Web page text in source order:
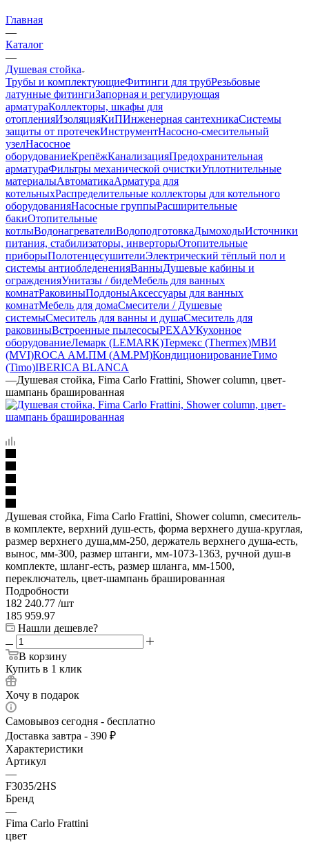
Главная
—
Каталог
—
Душевая стойка
Трубы и комплектующиеФитинги для трубРезьбовые
латунные фитингиЗапорная и регулирующая
арматураКоллекторы, шкафы для
отопленияИзоляцияКиПИнженерная сантехникаСистемы
защиты от протечекИнструментНасосно-смесительный
узелНасосное
оборудованиеКрепёжКанализацияПредохранительная
арматураФильтры механической очисткиУплотнительные
материалыАвтоматикаАрматура для
котельныхРаспределительные коллекторы для котельного
оборудованияНасосные группыРасширительные
бакиОтопительные
котлыВодонагревателиВодоподготовкаДымоходыИсточники
питания, стабилизаторы, инверторыОтопительные
приборыПолотенцесушителиЭлектрический тёплый пол и
системы антиобледененияВанныДушевые кабины и
огражденияУнитазы / бидеМебель для ванных
комнатРаковиныПоддоныАксессуары для ванных
комнатМебель для домаСмесители / Душевые
системыСмеситель для ванны и душаСмеситель для
раковиныВстроенные пылесосыРЕХАУКухонное
оборудованиеЛемарк (LEMARK)Термекс (Thermex)МВИ
(MVI)ROCA АМ.ПМ (AM.PM)КондиционированиеТимо
(Timo)IBERICA BLANCA
—Душевая стойка, Fima Carlo Frattini, Shower column, цвет-
шампань брашированная
Душевая стойка, Fima Carlo Frattini, Shower column, смеситель-
в комплекте, верхний душ-есть, форма верхнего душа-круглая,
размер верхнего душа,мм-250, держатель верхнего душа-есть,
вынос, мм-300, размер штанги, мм-1073-1363, ручной душ-в
комплекте, шланг-есть, размер шланга, мм-1500,
переключатель, цвет-шампань брашированная
Подробности
182 240.77 /шт
185 959.97
Нашли дешевле?
В корзину
Купить в 1 клик
Хочу в подарок
Самовывоз сегодня - бесплатно
Доставка завтра - 390 ₽
Характеристики
Артикул
—
F3035/2HS
Бренд
—
Fima Carlo Frattini
цвет